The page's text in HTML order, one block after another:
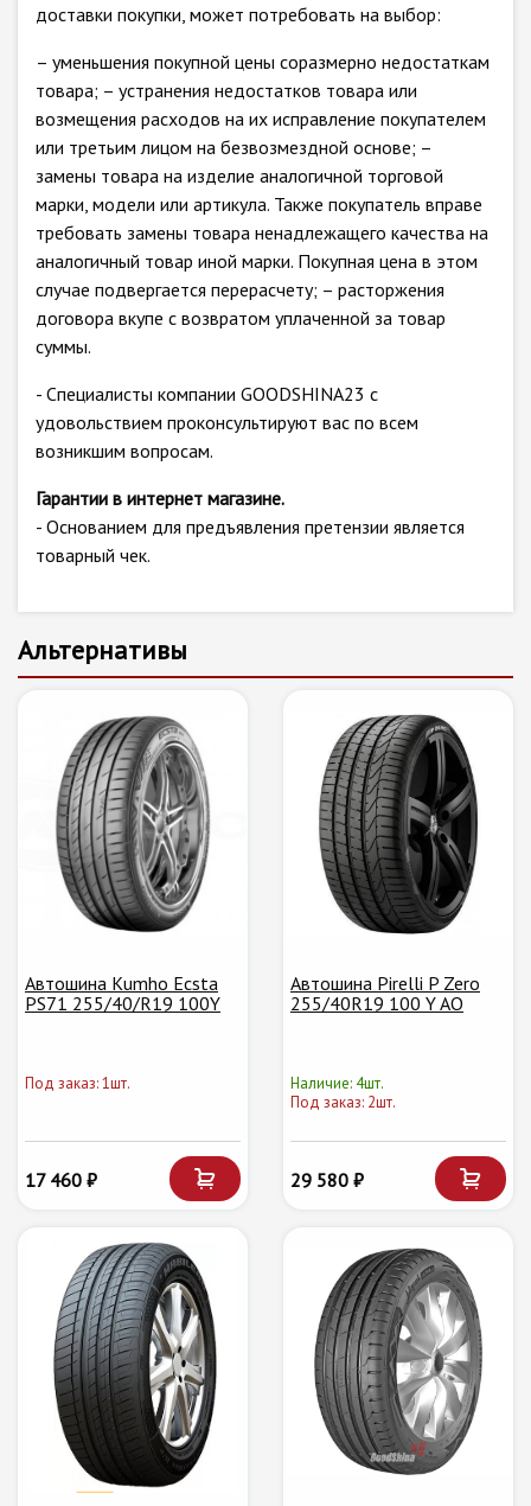
доставки покупки, может потребовать на выбор:
– уменьшения покупной цены соразмерно недостаткам
товара; – устранения недостатков товара или
возмещения расходов на их исправление покупателем
или третьим лицом на безвозмездной основе; –
замены товара на изделие аналогичной торговой
марки, модели или артикула. Также покупатель вправе
требовать замены товара ненадлежащего качества на
аналогичный товар иной марки. Покупная цена в этом
случае подвергается перерасчету; – расторжения
договора вкупе с возвратом уплаченной за товар
суммы.
- Специалисты компании GOODSHINA23 с
удовольствием проконсультируют вас по всем
возникшим вопросам.
Гарантии в интернет магазине.
- Основанием для предъявления претензии является
товарный чек.
Альтернативы
Автошина Kumho Ecsta
PS71 255/40/R19 100Y
Под заказ: 1шт.
17 460 ₽
Автошина Pirelli P Zero
255/40R19 100 Y AO
Наличие: 4шт.
Под заказ: 2шт.
29 580 ₽